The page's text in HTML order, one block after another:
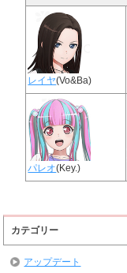
レイヤ(Vo&Ba)
パレオ(Key.)
カテゴリー
アップデート